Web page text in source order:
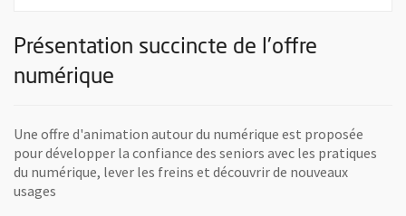
Présentation succincte de l'offre
numérique
Une offre d'animation autour du numérique est proposée
pour développer la confiance des seniors avec les pratiques
du numérique, lever les freins et découvrir de nouveaux
usages